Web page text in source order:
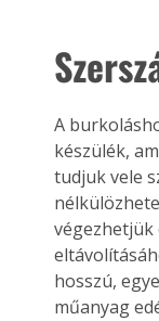
A
készülék,
tudjuk vele
végezhetjük
hosszú,
műanyag